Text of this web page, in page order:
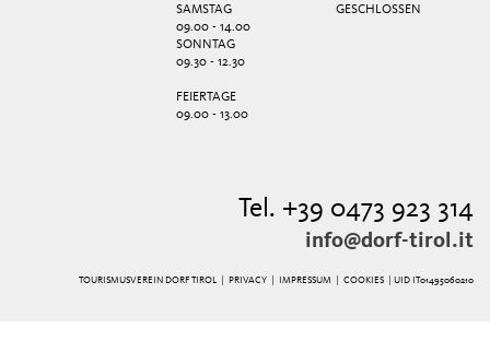
SAMSTAG
09.00 - 14.00
SONNTAG
09.30 - 12.30
FEIERTAGE
09.00 - 13.00
GESCHLOSSEN
Tel. +39 0473 923 314
info@dorf-tirol.it
TOURISMUSVEREIN DORF TIROL | PRIVACY| IMPRESSUM COOKIES | UID IT01495060210